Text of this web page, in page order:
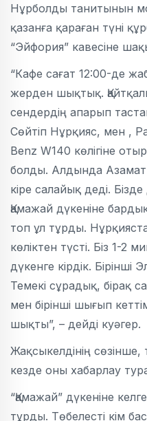
Нұрболды танитынын
қазанға қараған түні
“Эйфория” кавесіне
“Кафе сағат 12:00-де
жерден шықтық.
сендердің апарып
Сөйтіп Нұрқияс, мен ,
Benz W140 көлігіне
болды. Алдында
кіре салайық деді.
Қамажай дүкеніне
топ ұл тұрды.
көліктен түсті. Біз 1-2
дүкенге кірдік. Бірінші
Темекі сұрадық, бірақ
мен бірінші шығып
шықты”, – дейді куәгер.
Жақсыкелдінің
кезде оны хабарлау
“Қамажай” дүкеніне
тұрды. Төбелесті кім